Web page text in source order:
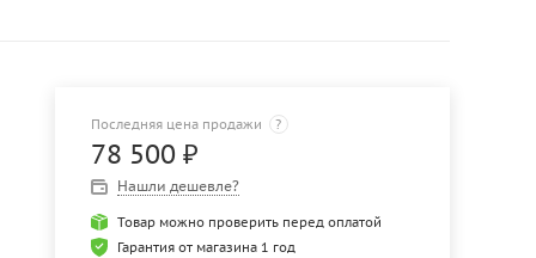
Последняя цена продажи ?
78 500 ₽
Нашли дешевле?
Товар можно проверить перед оплатой
Гарантия от магазина 1 год